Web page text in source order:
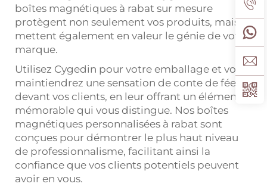
boîtes magnétiques à rabat sur mesure
protègent non seulement vos produits, mais
mettent également en valeur le génie de votre
marque.
Utilisez Cygedin pour votre emballage et vous
maintiendrez une sensation de conte de fées
devant vos clients, en leur offrant un élément
mémorable qui vous distingue. Nos boîtes
magnétiques personnalisées à rabat sont
conçues pour démontrer le plus haut niveau
de professionnalisme, facilitant ainsi la
confiance que vos clients potentiels peuvent
avoir en vous.